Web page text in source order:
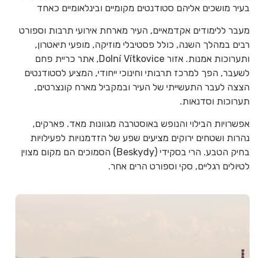
בעיר מושכים אליהם סטודנטים מקומיים ובינלאומיים כאחד
מעבר ללימודים אקדמאיים, העיר מארחת אירועי תרבות וספורט
רבים במהלך השנה, כולל פסטיבלי מוזיקה, מופעי תיאטרון,
ותערוכות אמנות. אזור Dolní Vítkovice, אתר כריית פחם
לשעבר, הפך למרכז תרבותי וחינוכי ייחודי, המציע לסטודנטים
הצצה לעבר התעשייתי של העיר ובמקביל מארח קונצרטים,
תערוכות וסדנאות.
אפשרויות הבילוי והנופש באוסטרבה מגוונות מאד. פארקים,
נהרות ושטחים ירוקים מציעים שפע של הזדמנויות לפעילויות
בחיק הטבע. הרי בסקידי (Beskydy) הסמוכים הם מקום מצוין
לטיולים רגליים, סקי וספורט הרים אחר.